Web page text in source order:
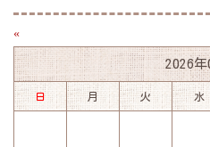
«
2026年
日 月 火 水